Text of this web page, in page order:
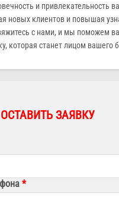
и привлекательность
новых клиентов и повышая
с нами, и мы поможем
которая станет лицом вашего
ОСТАВИТЬ ЗАЯВКУ